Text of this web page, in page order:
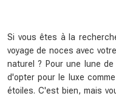
Si vous êtes à la
voyage de noces avec
naturel ? Pour une lune
d'opter pour le luxe
étoiles. C'est bien, mais